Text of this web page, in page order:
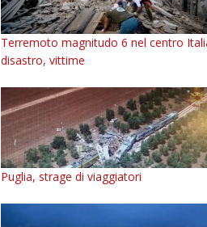
Terremoto magnitudo 6 nel centro
disastro, vittime
Puglia, strage di viaggiatori